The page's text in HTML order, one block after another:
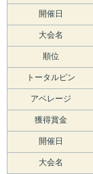
開催日
大会名
順位
トータルピン
アベレージ
獲得賞金
開催日
大会名